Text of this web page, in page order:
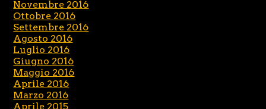
Novembre 2016
Ottobre 2016
Settembre 2016
Agosto 2016
Luglio 2016
Giugno 2016
Maggio 2016
Aprile 2016
Marzo 2016
Aprile 2015